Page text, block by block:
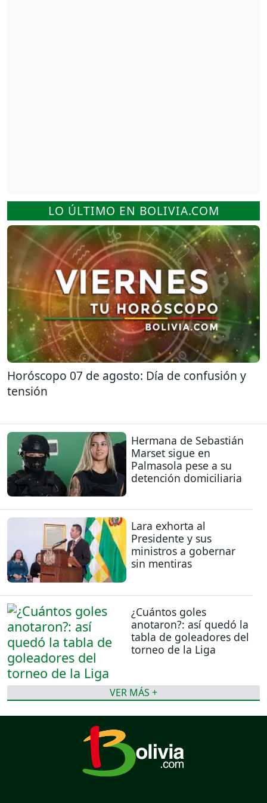
LO ÚLTIMO EN BOLIVIA.COM
Horóscopo 07 de agosto: Día de confusión y
tensión
Hermana de Sebastián
Marset sigue en
Palmasola pese a su
detención domiciliaria
Lara exhorta al
Presidente y sus
ministros a gobernar
sin mentiras
¿Cuántos goles
anotaron?: así quedó la
tabla de goleadores del
torneo de la Liga
VER MÁS +